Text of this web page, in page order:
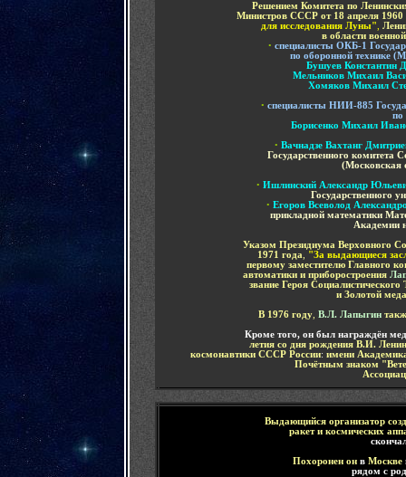
Решением Комитета по
Министров СССР от 18 апреля 1960
для исследования Луны"
в области
• специалисты ОКБ-1
по оборонной технике
Бушуев Константин
Мельников Михаил
Хомяков Михаил
• специалисты НИИ-885
по
Борисенко Михаил
• Вачнадзе Вахтанг
Государственного комитета
(Московская
• Ишлинский Александр
Государственного
• Егоров Всеволод
прикладной математики
Академии
Указом Президиума Верховного
1971 года
"За выдающиеся
первому заместителю Главного
автоматики и приборостроения
звание Героя
и Золотой
В 1976 году В.Л. Лапыгин
Кроме того, он был награждён
летия со дня рождения В.И.
космонавтики СССР России: имени
Почётным знаком
Выдающийся организатор
ракет и космических
Похоронен он в Москве
рядом с